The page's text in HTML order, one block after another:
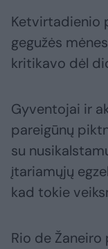
Ketvirtadienio
gegužės
kritikavo dėl
Gyventojai ir
pareigūnų
su
įtariamųjų
kad tokie
Rio de